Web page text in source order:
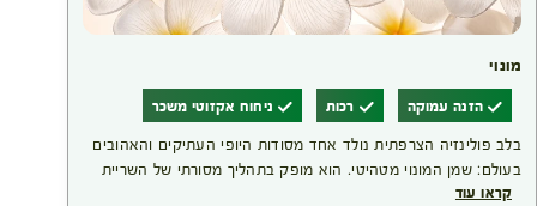
מונוי
הזנה עמוקה רכות ניחוח אקזוטי משכר
בלב פולינזיה הצרפתית נולד אחד מסודות היופי העתיקים והאהובים
בעולם: שמן המונוי מטהיטי. הוא מופק בתהליך מסורתי של השריית
פרחי טיארה עדינים, הגדלים באופן בלעדי באיי פולינזיה, בתוך שמן
קראו עוד